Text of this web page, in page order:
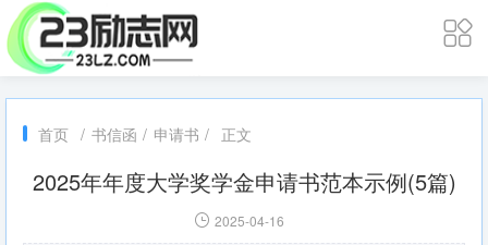
首页 / 书信函 / 申请书 / 正文
2025年年度大学奖学金申请书范本示例(5篇)
2025-04-16